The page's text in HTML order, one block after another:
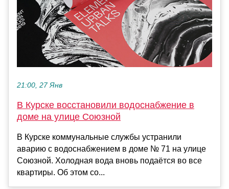
21:00, 27 Янв
В Курске восстановили водоснабжение в
доме на улице Союзной
В Курске коммунальные службы устранили
аварию с водоснабжением в доме № 71 на улице
Союзной. Холодная вода вновь подаётся во все
квартиры. Об этом со...